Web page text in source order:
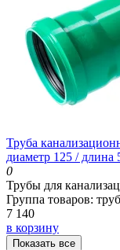
Труба
диаметр 125 / длина
0
Трубы для
Группа товаров:
7 140
в корзину
Показать все